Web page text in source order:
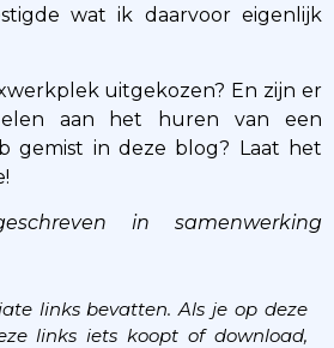
wat ik daarvoor eigenlijk
uitgekozen? En zijn er
aan het huren van een
gemist in deze blog? Laat het
in samenwerking
links bevatten. Als je op deze
links iets koopt of download,